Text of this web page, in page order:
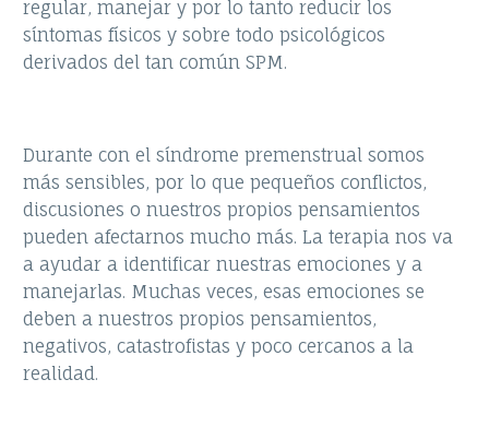
regular, manejar y por lo tanto reducir los
síntomas físicos y sobre todo psicológicos
derivados del tan común SPM.
Durante con el síndrome premenstrual somos
más sensibles, por lo que pequeños conflictos,
discusiones o nuestros propios pensamientos
pueden afectarnos mucho más. La terapia nos va
a ayudar a identificar nuestras emociones y a
manejarlas. Muchas veces, esas emociones se
deben a nuestros propios pensamientos,
negativos, catastrofistas y poco cercanos a la
realidad.